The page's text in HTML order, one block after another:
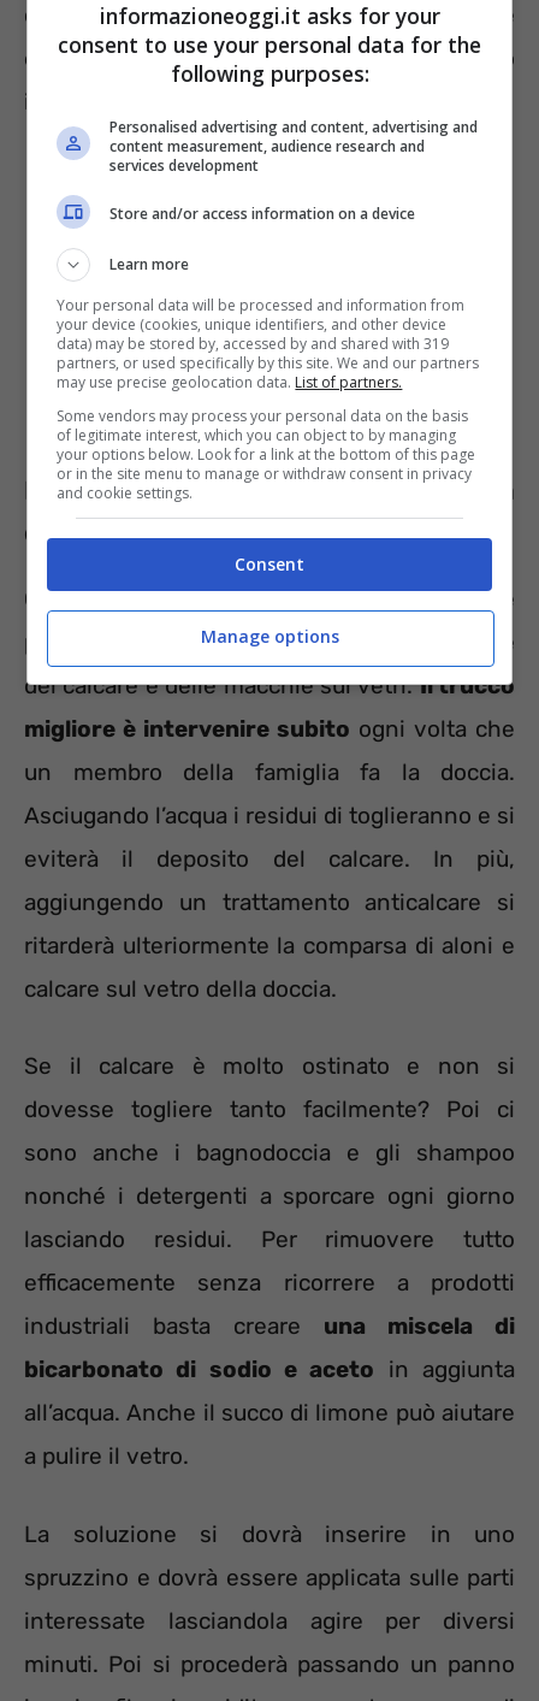
calcare rendono il vetro subito meno brillante
e sporco. Come rimediare a questo
inconveniente?
Il trucco per avere un vetro della
doccia pulito più a lungo
Quando si lava il vetro della doccia occorre
pensare a come evitare la ricomparsa veloce
del calcare e delle macchie sui vetri.Il trucco
migliore è intervenire subito ogni volta che
un membro della famiglia fa la doccia.
Asciugando l’acqua i residui di toglieranno e si
eviterà il deposito del calcare. In più,
aggiungendo un trattamento anticalcare si
ritarderà ulteriormente la comparsa di aloni e
calcare sul vetro della doccia.
Se il calcare è molto ostinato e non si
dovesse togliere tanto facilmente? Poi ci
sono anche i bagnodoccia e gli shampoo
nonché i detergenti a sporcare ogni giorno
lasciando residui. Per rimuovere tutto
efficacemente senza ricorrere a prodotti
industriali basta creare una miscela di
bicarbonato di sodio e aceto in aggiunta
all’acqua. Anche il succo di limone può aiutare
a pulire il vetro.
La soluzione si dovrà inserire in uno
spruzzino e dovrà essere applicata sulle parti
interessate lasciandola agire per diversi
minuti. Poi si procederà passando un panno
informazioneoggi.it asks for your
consent to use your personal data for the
following purposes:
Personalised advertising and content, advertising and
content measurement, audience research and
services development
Store and/or access information on a device
Learn more
Your personal data will be processed and information from
your device (cookies, unique identifiers, and other device
data) may be stored by, accessed by and shared with 319
partners, or used specifically by this site. We and our partners
may use precise geolocation data. List of partners.
Some vendors may process your personal data on the basis
of legitimate interest, which you can object to by managing
your options below. Look for a link at the bottom of this page
or in the site menu to manage or withdraw consent in privacy
and cookie settings.
Consent
Manage options